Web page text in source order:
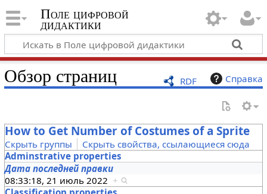
Поле цифровой
дидактики
RDF Справка
Обзор страниц
How to Get Number of Costumes of a Sprite
Скрыть группы
Скрыть свойства, ссылающиеся сюда
Adminstrative properties
Дата последней правки
08:33:18, 21 июль 2022 +